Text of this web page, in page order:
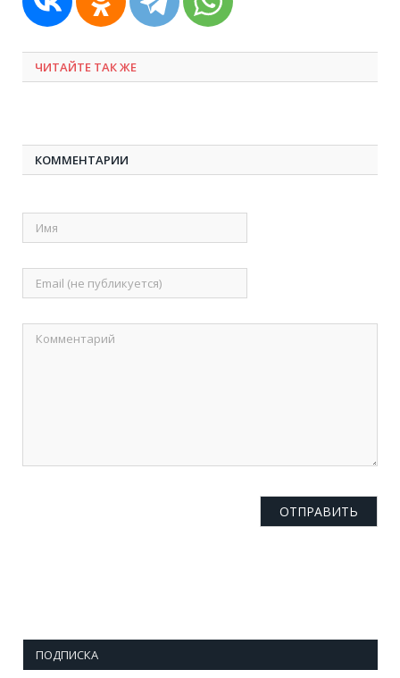
ЧИТАЙТЕ ТАК ЖЕ
КОММЕНТАРИИ
ПОДПИСКА